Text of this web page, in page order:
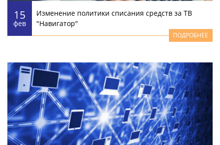
15
фев
Изменение политики списания средств за ТВ
"Навигатор"
ПОДРОБНЕЕ